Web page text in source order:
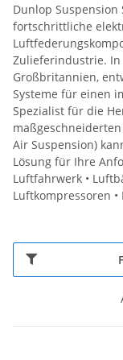
Dunlop
fortschrittliche
Zulieferindustrie. In
Großbritannien,
Systeme für einen
Spezialist für die
maßgeschneiderten
Air Suspension)
Lösung für Ihre
Luftfahrwerk •
Luftkompressoren •